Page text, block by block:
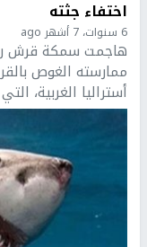
اختفاء جثته
6 سنوات، 7 أشهر ago
هاجمت سمكة قرش
ممارسته الغوص
أستراليا الغربية،